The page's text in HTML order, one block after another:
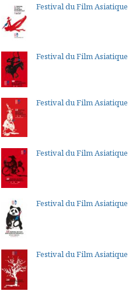
Festival du Film
Festival du Film
Festival du Film
Festival du Film
Festival du Film
Festival du Film